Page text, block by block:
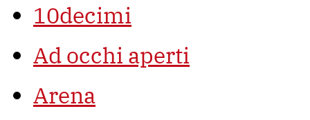
10decimi
Ad occhi aperti
Arena